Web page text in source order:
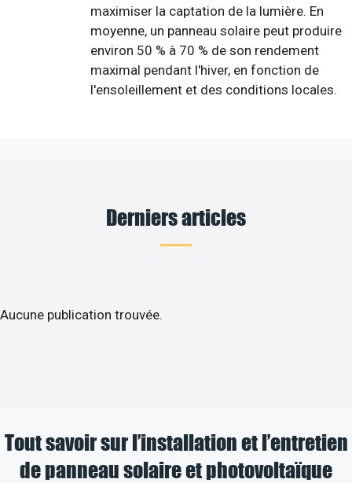
maximiser la captation de la lumière. En
moyenne, un panneau solaire peut produire
environ 50 % à 70 % de son rendement
maximal pendant l'hiver, en fonction de
l'ensoleillement et des conditions locales.
Derniers articles
Aucune publication trouvée.
Tout savoir sur l’installation et l’entretien
de panneau solaire et photovoltaïque